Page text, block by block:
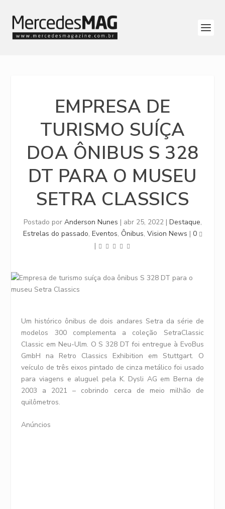
EMPRESA DE
TURISMO SUÍÇA
DOA ÔNIBUS S 328
DT PARA O MUSEU
SETRA CLASSICS
Postado por Anderson Nunes | abr 25, 2022| Destaque,
Estrelas do passado, Eventos, Ônibus, Vision News | 0
|
Um histórico ônibus de dois andares Setra da série de
modelos 300 complementa a coleção SetraClassic
Classic em Neu-Ulm. O S 328 DT foi entregue à EvoBus
GmbH na Retro Classics Exhibition em Stuttgart. O
veículo de três eixos pintado de cinza metálico foi usado
para viagens e aluguel pela K. Dysli AG em Berna de
2003 a 2021 – cobrindo cerca de meio milhão de
quilômetros.
Anúncios